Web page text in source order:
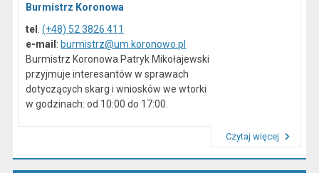
Burmistrz Koronowa
tel
.(+48) 52 3826 411
e-mail : burmistrz@um.koronowo.pl
Burmistrz Koronowa Patryk Mikołajewski
przyjmuje interesantów w sprawach
dotyczących skarg i wniosków we wtorki
w godzinach: od 10:00 do 17:00.
Czytaj więcej